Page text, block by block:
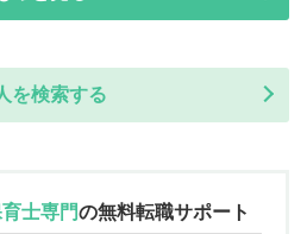
を検索する
士専門の無料転職サポート